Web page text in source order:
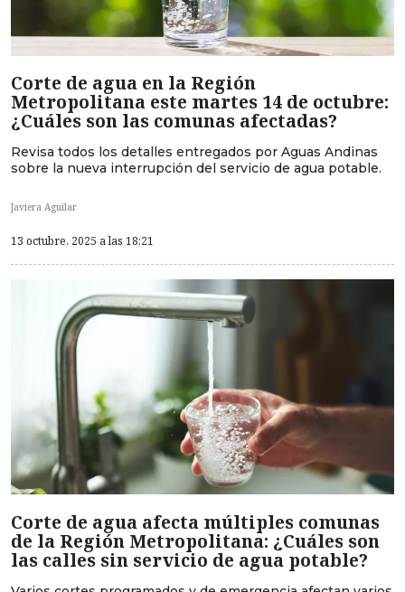
Corte de agua en la Región
Metropolitana este martes 14 de octubre:
¿Cuáles son las comunas afectadas?
Revisa todos los detalles entregados por Aguas Andinas
sobre la nueva interrupción del servicio de agua potable.
Javiera Aguilar
13 octubre, 2025 a las 18:21
Corte de agua afecta múltiples comunas
de la Región Metropolitana: ¿Cuáles son
las calles sin servicio de agua potable?